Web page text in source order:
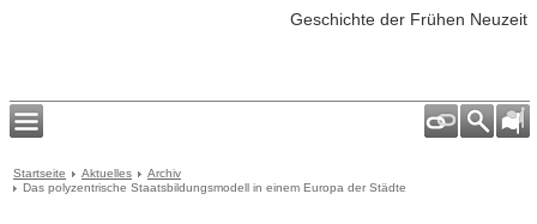
Geschichte der Frühen Neuzeit
Startseite Aktuelles
Archiv
Das polyzentrische Staatsbildungsmodell in einem Europa der Städte